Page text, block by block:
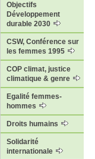
Objectifs
Développement
durable 2030
CSW, Conférence sur
les femmes 1995
COP climat, justice
climatique & genre
Egalité femmes-
hommes
Droits humains
Solidarité
internationale